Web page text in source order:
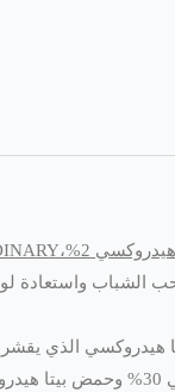
واستعادة
الذي يقشر